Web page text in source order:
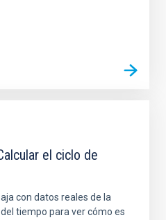
el ciclo de
con datos reales de la
tiempo para ver cómo es